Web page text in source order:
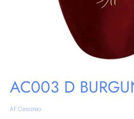
AC003 D
Venditore:
AF Cesareo